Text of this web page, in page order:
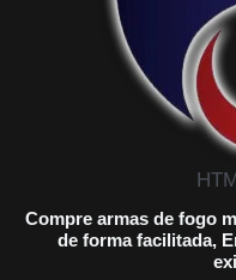
Compre armas de fogo
de forma facilitada,